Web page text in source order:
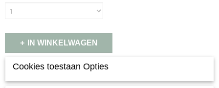
IN WINKELWAGEN
Cookies toestaan Opties